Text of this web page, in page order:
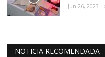
Jun 26, 2023
NOTICIA RECOMENDADA